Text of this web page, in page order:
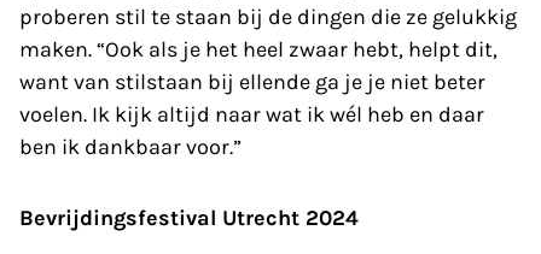
proberen stil te staan bij de dingen die ze gelukkig
maken. “Ook als je het heel zwaar hebt, helpt dit,
want van stilstaan bij ellende ga je je niet beter
voelen. Ik kijk altijd naar wat ik wél heb en daar
ben ik dankbaar voor.”
Bevrijdingsfestival Utrecht 2024